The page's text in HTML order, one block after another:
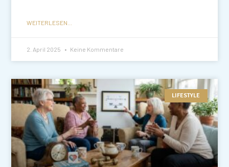
WEITERLESEN...
2. April 2025 Keine Kommentare
LIFESTYLE